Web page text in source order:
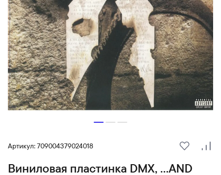
Артикул: 709004379024018
В
Виниловая пластинка DMX, ...AND